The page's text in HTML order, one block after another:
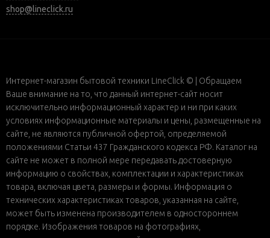
shop@lineclick.ru
Интернет-магазин бытовой техники LineClick © | Обращаем
Ваше внимание на то, что данный интернет-сайт носит
исключительно информационный характер и ни при каких
условиях информационные материалы и цены, размещенные на
сайте, не являются публичной офертой, определяемой
положениями Статьи 437 Гражданского кодекса РФ. Каталог на
сайте не может в полной мере передавать достоверную
информацию о свойствах, комплектации и характеристиках
товара, включая цвета, размеры и формы. Информация о
технических характеристиках товаров, указанная на сайте,
может быть изменена производителем в одностороннем
порядке. Изображения товаров на фотографиях,